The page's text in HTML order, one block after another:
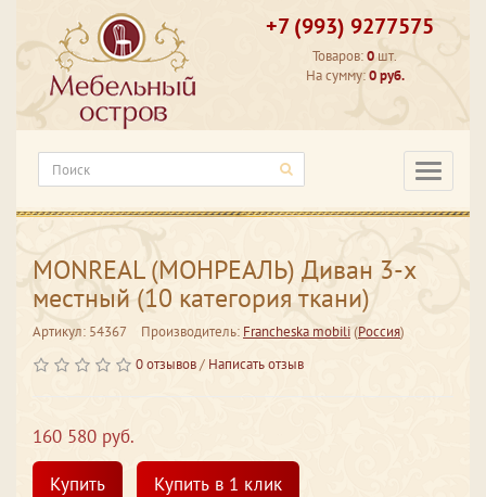
+7 (993) 9277575
Товаров:0 шт.
На сумму:0 руб.
MONREAL (МОНРЕАЛЬ) Диван 3-х
местный (10 категория ткани)
Артикул: 54367 Производитель: Francheska mobili(Россия)
0 отзывов/ Написать отзыв
160 580 руб.
Купить
Купить в 1 клик